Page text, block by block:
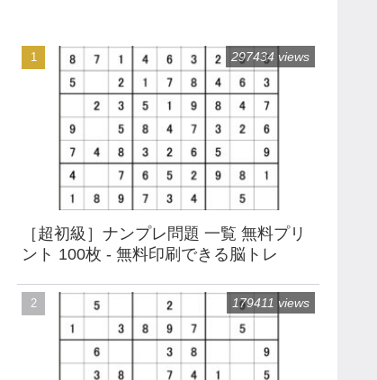
［超初級］ナンプレ問題 一覧 無料プリ
ント 100枚 - 無料印刷できる脳トレ
297434 views
179411 views